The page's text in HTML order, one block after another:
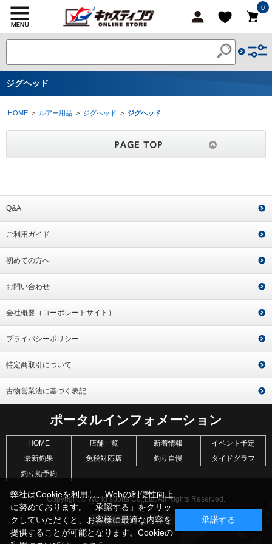
0
ジグヘッド
HOME > ルアー用品 > ジグヘッド > ジグヘッド
Q&A
ご利用ガイド
初めての方へ
お問い合わせ
会社概要（コーポレートサイト）
プライバシーポリシー
特定商取引について
古物営業法に基づく表記
ポータルインフォメーション
HOME 店舗一覧 新着情報
イベント予定
最新釣果
免税対応店 釣り自慢
タイドグラフ
釣り船予約
Copyright © World sports Co.,Ltd. All Rights Reserved.
弊社はCookieを利用し、Webの利便性向上
に努めております。「承認する」をクリッ
クしていただくと、お客様に最適な内容を
提供することが可能となります。Cookieの
承諾する